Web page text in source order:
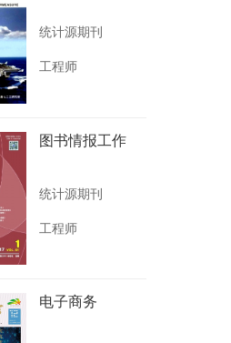
统计源期刊
工程师
图书情报工作
统计源期刊
工程师
电子商务